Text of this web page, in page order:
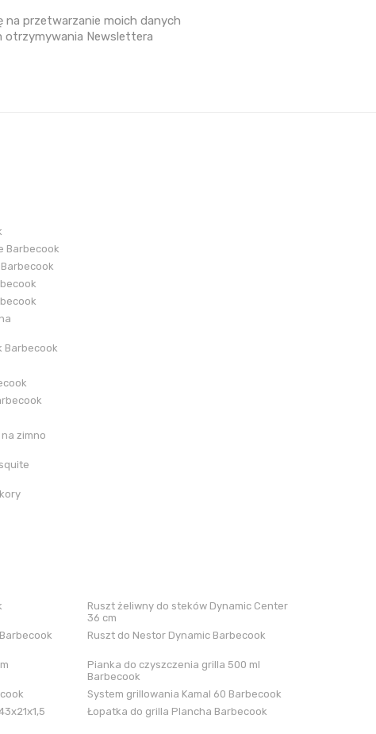
na przetwarzanie moich danych
otrzymywania Newslettera
Barbecook
Barbecook
zimno
Ruszt żeliwny do steków Dynamic Center
36 cm
Ruszt do Nestor Dynamic Barbecook
Pianka do czyszczenia grilla 500 ml
Barbecook
System grillowania Kamal 60 Barbecook
Łopatka do grilla Plancha Barbecook